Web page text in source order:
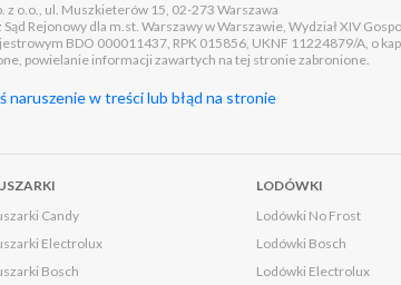
z o.o., ul. Muszkieterów 15, 02-273 Warszawa
Rejonowy dla m.st. Warszawy w Warszawie, Wydział XIV
BDO 000011437, RPK 015856, UKNF 11224879/A, o
powielanie informacji zawartych na tej stronie zabronione.
naruszenie w treści lub błąd na stronie
Candy
Electrolux
Bosch
LODÓWKI
Lodówki No Frost
Lodówki Bosch
Lodówki Electrolux